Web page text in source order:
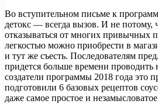
Во вступительном письме к
детокс — всегда вызов. И не потому,
отказываться от многих привычных
легкостью можно приобрести в
и тут же съесть. Последователям
придется больше времени проводить
создатели программы 2018 года это
подготовили 6 базовых рецептов
даже самое простое и